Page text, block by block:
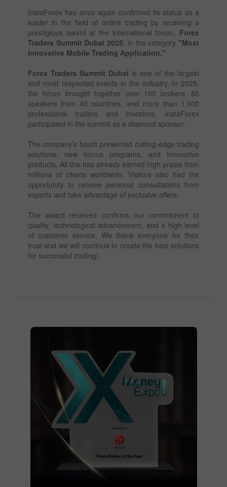
InstaForex has once again confirmed its status as a
leader in the field of online trading by receiving a
prestigious award at the international forum, Forex
Traders Summit Dubai 2025 , in the category "Most
Innovative Mobile Trading Application."
Forex Traders Summit Dubai is one of the largest
and most respected events in the industry. In 2025,
the forum brought together over 100 brokers, 85
speakers from 40 countries, and more than 1,000
professional traders and investors. InstaForex
participated in the summit as a diamond sponsor.
The company’s booth presented cutting-edge trading
solutions, new bonus programs, and innovative
products. All this has already earned high praise from
millions of clients worldwide. Visitors also had the
opportunity to receive personal consultations from
experts and take advantage of exclusive offers.
The award received confirms our commitment to
quality, technological advancement, and a high level
of customer service. We thank everyone for their
trust and we will continue to create the best solutions
for successful trading!